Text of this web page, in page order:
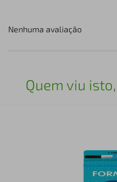
Nenhuma avaliação
Quem viu